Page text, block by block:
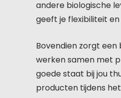
andere biologische
geeft je flexibiliteit
Bovendien zorgt
werken samen met
goede staat bij jou
producten tijdens